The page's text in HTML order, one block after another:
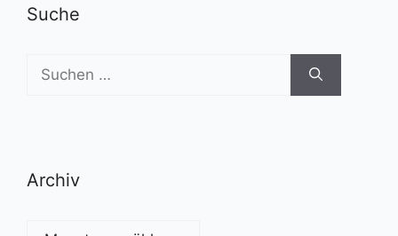
Suche
Suchen
nach:
Archiv
Archiv